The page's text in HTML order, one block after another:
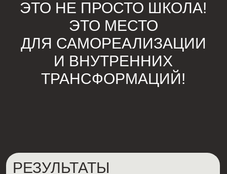
Узнаешь как продавать
свою услугу и общаться с клиентами
Обретёшь уверенность